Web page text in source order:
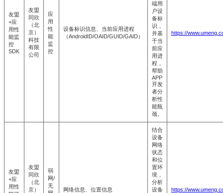
友盟
+应
用性
能监
控
SDK
友盟
同欣
（北
京）
科技
有限
公司
应
用
性
能
监
控
设备标识信息、当前应用进程
（AndroidID/OAID/GUID/GAID）
端用
户设
备标
识，
并基
于当
前应
用进
程，
帮助
APP
开发
者分
析性
能瓶
颈。
https://
友盟
+应
用性
友盟
同欣
（北
京）
弱
网/
无
网络信息、位置信息
结合
设备
网络
状态
和位
置环
境，
分析
设备
https://